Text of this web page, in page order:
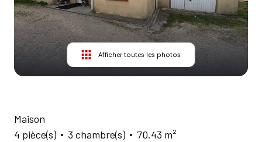
Afficher toutes les photos
Maison
4 pièce(s)
3 chambre(s) 70.43 m²